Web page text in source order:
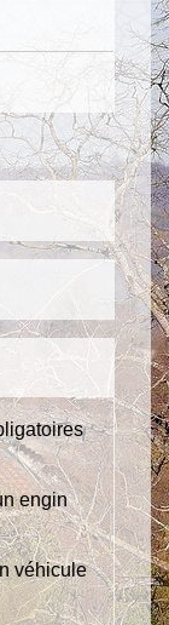
engin
véhicule